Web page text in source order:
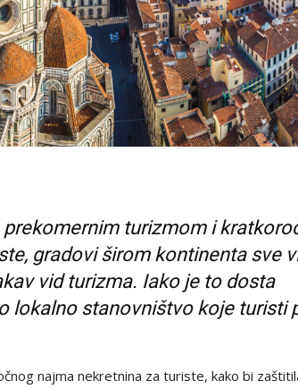
turizmom i
gradovi širom kontinenta sve
vid turizma. Iako je to dosta
lokalno stanovništvo koje turisti
najma nekretnina za turiste, kako bi